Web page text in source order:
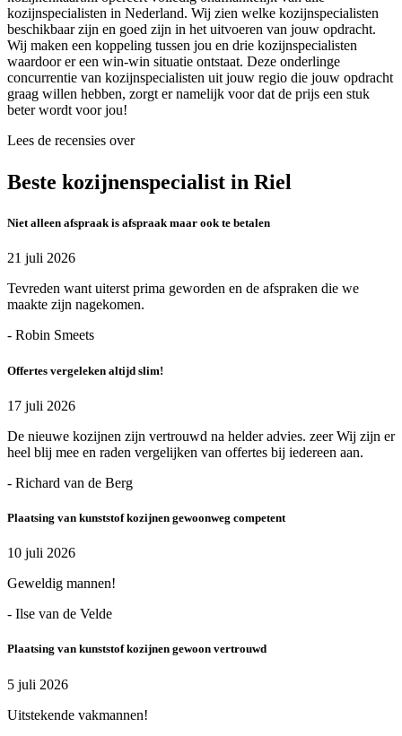
kozijnspecialisten in Nederland. Wij zien welke kozijnspecialisten
beschikbaar zijn en goed zijn in het uitvoeren van jouw opdracht.
Wij maken een koppeling tussen jou en drie kozijnspecialisten
waardoor er een win-win situatie ontstaat. Deze onderlinge
concurrentie van kozijnspecialisten uit jouw regio die jouw opdracht
graag willen hebben, zorgt er namelijk voor dat de prijs een stuk
beter wordt voor jou!
Lees de recensies over
Beste kozijnenspecialist in Riel
Niet alleen afspraak is afspraak maar ook te betalen
21 juli 2026
Tevreden want uiterst prima geworden en de afspraken die we
maakte zijn nagekomen.
- Robin Smeets
Offertes vergeleken altijd slim!
17 juli 2026
De nieuwe kozijnen zijn vertrouwd na helder advies. zeer Wij zijn er
heel blij mee en raden vergelijken van offertes bij iedereen aan.
- Richard van de Berg
Plaatsing van kunststof kozijnen gewoonweg competent
10 juli 2026
Geweldig mannen!
- Ilse van de Velde
Plaatsing van kunststof kozijnen gewoon vertrouwd
5 juli 2026
Uitstekende vakmannen!